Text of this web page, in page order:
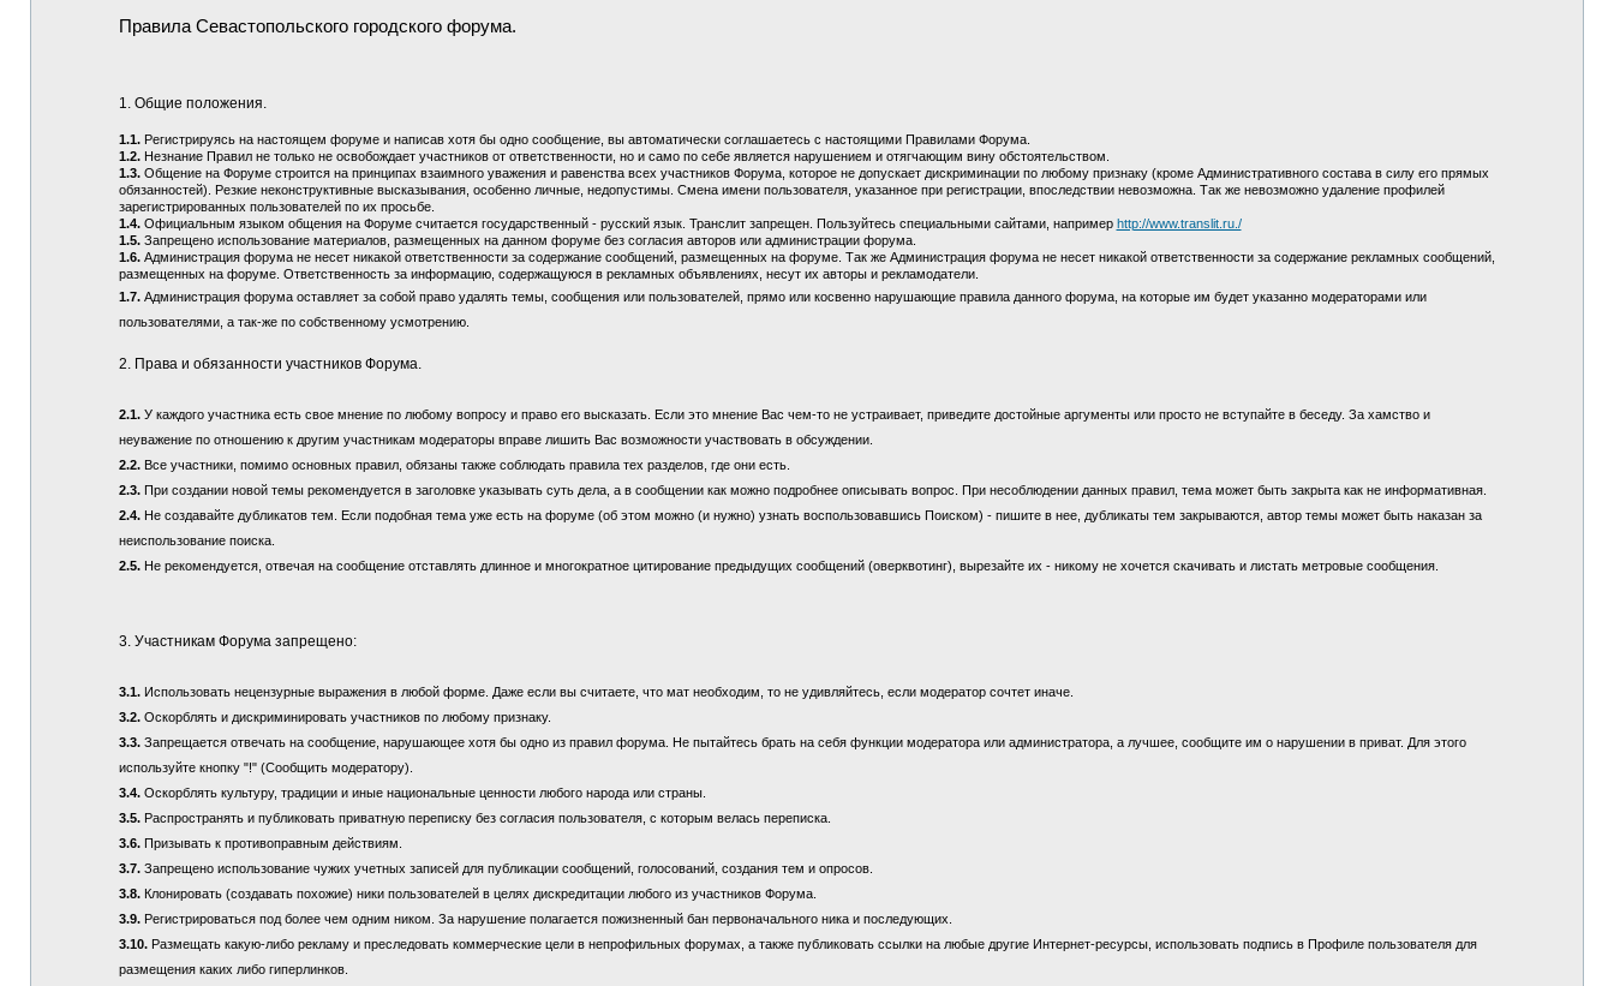
Правила Севастопольского городского форума.
1. Общие положения.
1.1.Регистрируясь на настоящем форуме и написав хотя бы одно сообщение, вы автоматически соглашаетесь с настоящими Правилами Форума.
1.2.Незнание Правил не только не освобождает участников от ответственности, но и само по себе является нарушением и отягчающим вину обстоятельством.
1.3.Общение на Форуме строится на принципах взаимного уважения и равенства всех участников Форума, которое не допускает дискриминации по любому признаку (кроме Административного состава в силу его прямых
обязанностей). Резкие неконструктивные высказывания, особенно личные, недопустимы. Смена имени пользователя, указанное при регистрации, впоследствии невозможна. Так же невозможно удаление профилей
зарегистрированных пользователей по их просьбе.
1.4.Официальным языком общения на Форуме считается государственный - русский язык. Транслит запрещен. Пользуйтесь специальными сайтами, например http://www.translit.ru./
1.5.Запрещено использование материалов, размещенных на данном форуме без согласия авторов или администрации форума.
1.6. Администрация форума не несет никакой ответственности за содержание сообщений, размещенных на форуме. Так же Администрация форума не несет никакой ответственности за содержание рекламных сообщений,
размещенных на форуме. Ответственность за информацию, содержащуюся в рекламных объявлениях, несут их авторы и рекламодатели.
1.7. Администрация форума оставляет за собой право удалять темы, сообщения или пользователей, прямо или косвенно нарушающие правила данного форума, на которые им будет указанно модераторами или
пользователями, а так-же по собственному усмотрению.
2. Права и обязанности участников Форума.
2.1.У каждого участника есть свое мнение по любому вопросу и право его высказать. Если это мнение Вас чем-то не устраивает, приведите достойные аргументы или просто не вступайте в беседу. За хамство и
неуважение по отношению к другим участникам модераторы вправе лишить Вас возможности участвовать в обсуждении.
2.2.Все участники, помимо основных правил, обязаны также соблюдать правила тех разделов, где они есть.
2.3.При создании новой темы рекомендуется в заголовке указывать суть дела, а в сообщении как можно подробнее описывать вопрос. При несоблюдении данных правил, тема может быть закрыта как не информативная.
2.4.Не создавайте дубликатов тем. Если подобная тема уже есть на форуме (об этом можно (и нужно) узнать воспользовавшись Поиском) - пишите в нее, дубликаты тем закрываются, автор темы может быть наказан за
неиспользование поиска.
2.5.Не рекомендуется, отвечая на сообщение отставлять длинное и многократное цитирование предыдущих сообщений (оверквотинг), вырезайте их - никому не хочется скачивать и листать метровые сообщения.
3. Участникам Форума запрещено:
3.1.Использовать нецензурные выражения в любой форме. Даже если вы считаете, что мат необходим, то не удивляйтесь, если модератор сочтет иначе.
3.2.Оскорблять и дискриминировать участников по любому признаку.
3.3.Запрещается отвечать на сообщение, нарушающее хотя бы одно из правил форума. Не пытайтесь брать на себя функции модератора или администратора, а лучшее, сообщите им о нарушении в приват. Для этого
используйте кнопку "!" (Сообщить модератору).
3.4.Оскорблять культуру, традиции и иные национальные ценности любого народа или страны.
3.5.Распространять и публиковать приватную переписку без согласия пользователя, с которым велась переписка.
3.6.Призывать к противоправным действиям.
3.7.Запрещено использование чужих учетных записей для публикации сообщений, голосований, создания тем и опросов.
3.8.Клонировать (создавать похожие) ники пользователей в целях дискредитации любого из участников Форума.
3.9.Регистрироваться под более чем одним ником. За нарушение полагается пожизненный бан первоначального ника и последующих.
3.10.Размещать какую-либо рекламу и преследовать коммерческие цели в непрофильных форумах, а также публиковать ссылки на любые другие Интернет-ресурсы, использовать подпись в Профиле пользователя для
размещения каких либо гиперлинков.